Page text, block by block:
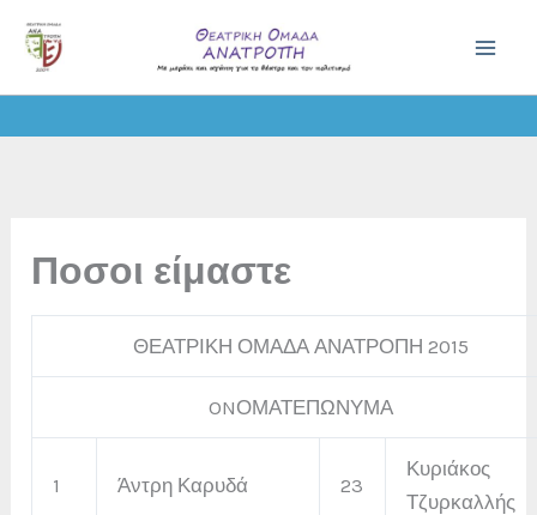
Ποσοι είμαστε
ΘΕΑΤΡΙΚΗ ΟΜΑΔΑ ΑΝΑΤΡΟΠΗ 2015
ONΟΜΑΤΕΠΩΝΥΜΑ
1 Άντρη Καρυδά 23
Κυριάκος
Τζυρκαλλής